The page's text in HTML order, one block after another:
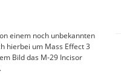
einem noch unbekannten
hierbei um Mass Effect 3
Bild das M-29 Incisor